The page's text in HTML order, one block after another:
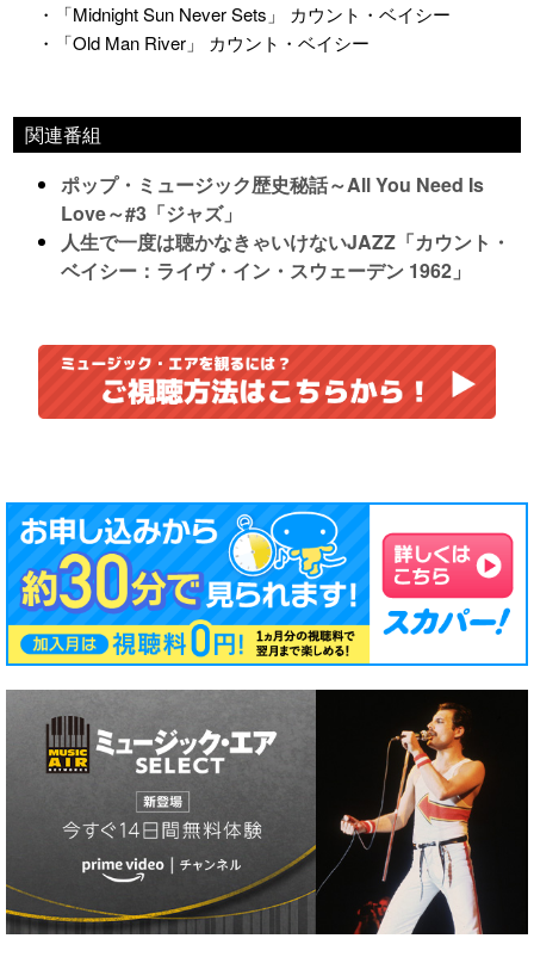
・「Midnight Sun Never Sets」 カウント・ベイシー
・「Old Man River」 カウント・ベイシー
関連番組
ポップ・ミュージック歴史秘話～All You Need Is
Love～#3「ジャズ」
人生で一度は聴かなきゃいけないJAZZ「カウント・
ベイシー：ライヴ・イン・スウェーデン 1962」